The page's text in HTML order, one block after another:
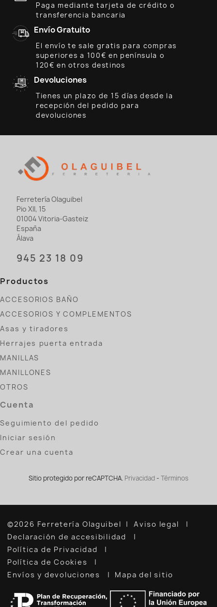
Paga mediante tarjeta de crédito o
transferencia bancaria
Envío Gratuito
El envío te sale gratis para compras
superiores a 100€ en península o
120€ en otros destinos
Devoluciones
Tienes un plazo de 15 días desde la
recepción del pedido para
devoluciones
Ferretería Olaguibel
Pio XII, 15
01004 Vitoria-Gasteiz
España
Álava
945 23 18 09
Productos
ACCESORIOS BAÑO
ACCESORIOS Y COMPLEMENTOS
Asas y tiradores
Herrajes puerta entrada
MANILLAS
MANILLONES
OTROS
Cuenta
Seguimiento del pedido
Iniciar sesión
Crear una cuenta
Sitio protegido por reCAPTCHA. Privacidad - Términos
©2026 Ferretería Olaguibel
Aviso legal
Declaración de accesibilidad
Política de Privacidad
Política de Cookies
Envíos y devoluciones
Mapa del sitio